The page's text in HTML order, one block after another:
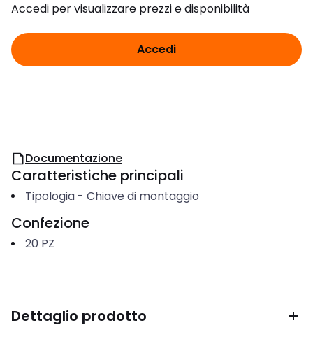
Accedi per visualizzare prezzi e disponibilità
Accedi
Documentazione
Caratteristiche principali
Tipologia- Chiave di montaggio
Confezione
20 PZ
Dettaglio prodotto